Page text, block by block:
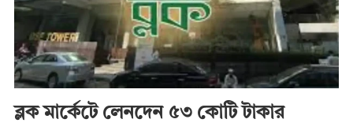
ব্লক মার্কেটে লেনদেন ৫৩ কোটি টাকার